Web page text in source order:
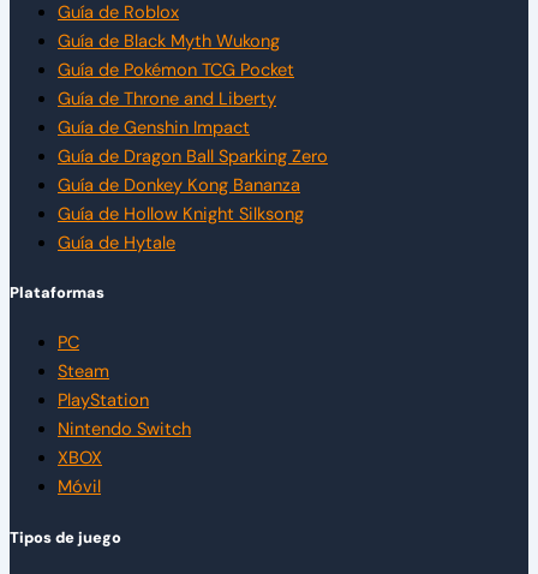
Guía de Roblox
Guía de Black Myth Wukong
Guía de Pokémon TCG Pocket
Guía de Throne and Liberty
Guía de Genshin Impact
Guía de Dragon Ball Sparking Zero
Guía de Donkey Kong Bananza
Guía de Hollow Knight Silksong
Guía de Hytale
Plataformas
PC
Steam
PlayStation
Nintendo Switch
XBOX
Móvil
Tipos de juego